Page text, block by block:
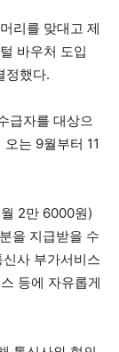
리를 맞대고 제
바우처 도입
정했다.
급자를 대상으
오는 9월부터 11
2만 6000원)
을 지급받을 수
사 부가서비스
등에 자유롭게